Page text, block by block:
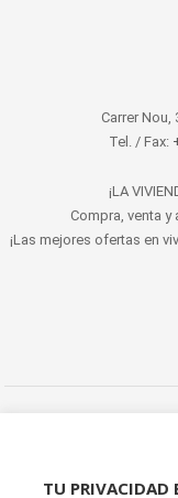
Carrer Nou,
Tel. / Fax:
¡LA
Compra, venta y
¡Las mejores ofertas en
TU PRIVACIDAD